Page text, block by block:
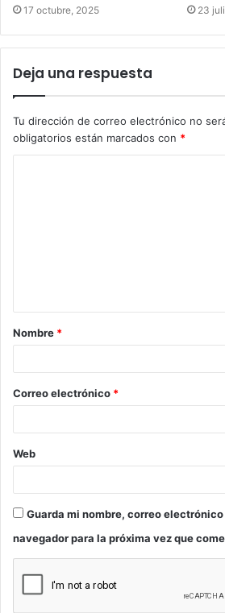
17 octubre, 2025 23
Deja una respuesta
Tu dirección de correo electrónico no
obligatorios están marcados con *
a
r
*
Nombre *
Correo electrónico *
Web
Guarda mi nombre, correo
navegador para la próxima vez que